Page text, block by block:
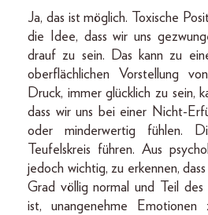
Ja, das ist möglich. Toxische
die Idee, dass wir uns
drauf zu sein. Das kann zu
oberflächlichen Vorstellung
Druck, immer glücklich zu sein,
dass wir uns bei einer Nicht-
oder minderwertig fühlen.
Teufelskreis führen. Aus
jedoch wichtig, zu erkennen,
Grad völlig normal und Teil des
ist, unangenehme